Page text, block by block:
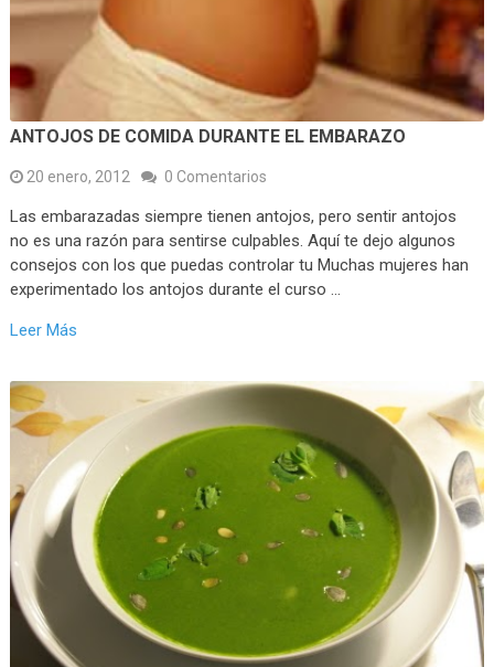
ANTOJOS DE COMIDA DURANTE EL EMBARAZO
20 enero, 2012 0 Comentarios
Las embarazadas siempre tienen antojos, pero sentir antojos
no es una razón para sentirse culpables. Aquí te dejo algunos
consejos con los que puedas controlar tu Muchas mujeres han
experimentado los antojos durante el curso …
Leer Más